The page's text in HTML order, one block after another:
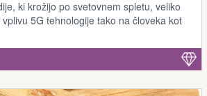
ki krožijo po svetovnem spletu, veliko
5G tehnologije tako na človeka kot